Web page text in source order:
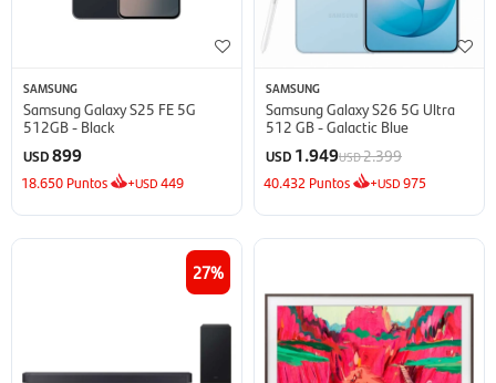
SAMSUNG
Samsung Galaxy S25 FE 5G
512GB - Black
USD899
18.650 Puntos +USD449
SAMSUNG
Samsung Galaxy S26 5G Ultra
512 GB - Galactic Blue
USD 1.949USD2.399
40.432 Puntos +USD975
27